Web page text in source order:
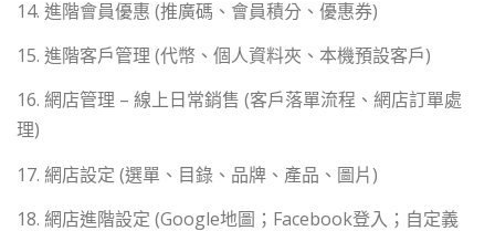
14. 進階會員優惠 (推廣碼、會員積分、優惠券)
15. 進階客戶管理 (代幣、個人資料夾、本機預設客戶)
16. 網店管理 – 線上日常銷售 (客戶落單流程、網店訂單處
理)
17. 網店設定 (選單、目錄、品牌、產品、圖片)
18. 網店進階設定 (Google地圖；Facebook登入；自定義